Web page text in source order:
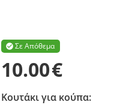
Σε Απόθεμα

10.00€
Κουτάκι για κούπα: